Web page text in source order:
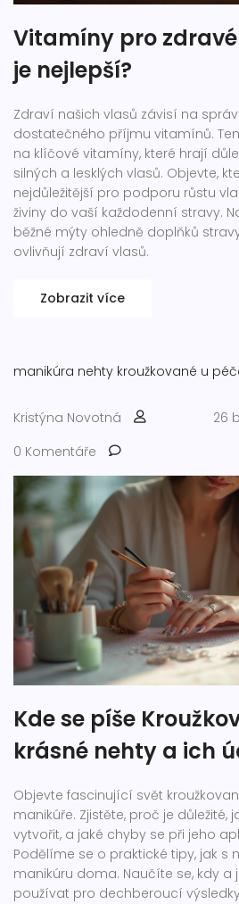
Vitamíny pro
je nejlepší?
Zdraví našich vlasů závisí na
dostatečného příjmu vitamínů.
na klíčové vitamíny, které hrají
silných a lesklých vlasů. Objevte,
nejdůležitější pro podporu růstu
živiny do vaší každodenní stravy.
běžné mýty ohledně doplňků
ovlivňují zdraví vlasů.
Zobrazit více
manikúra nehty kroužkované u
Kristýna Novotná
26
0 Komentáře
Kde se píše
krásné nehty a ich
Objevte fascinující svět
manikúře. Zjistěte, proč je důležité,
vytvořit, a jaké chyby se při jeho
Podělíme se o praktické tipy, jak s
manikúru doma. Naučíte se, kdy a
používat pro dechberoucí